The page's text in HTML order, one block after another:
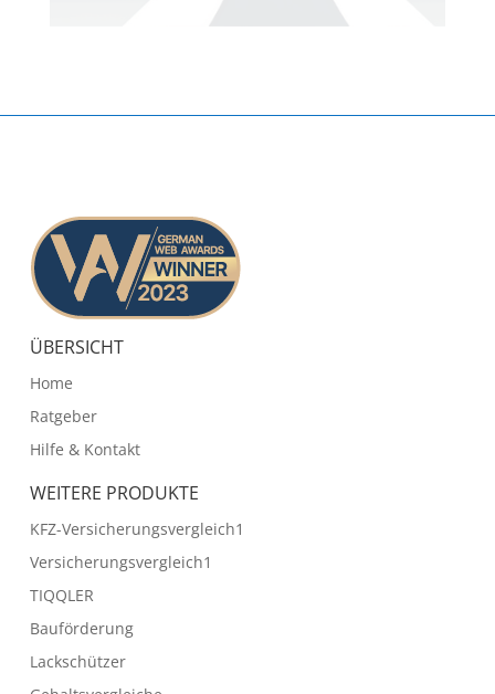
ÜBERSICHT
Home
Ratgeber
Hilfe & Kontakt
WEITERE PRODUKTE
KFZ-Versicherungsvergleich1
Versicherungsvergleich1
TIQQLER
Bauförderung
Lackschützer